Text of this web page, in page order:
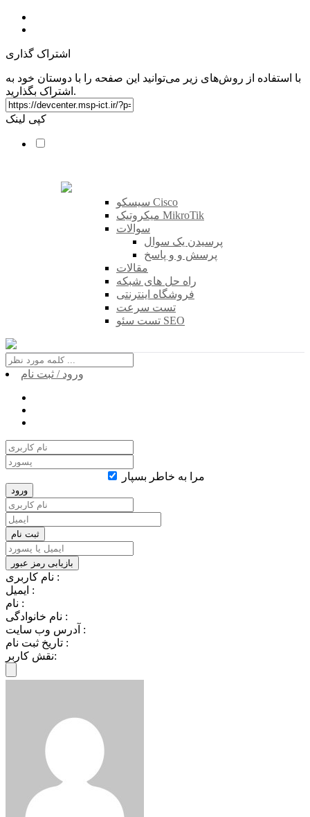
اشتراک گذاری
با استفاده از روش‌های زیر می‌توانید این صفحه را با دوستان خود به
اشتراک بگذارید.
کپی لینک
سیسکو Cisco
میکروتیک MikroTik
سوالات
پرسیدن یک سوال
پرسش و و پاسخ
مقالات
راه حل های شبکه
فروشگاه اینترنتی
تست سرعت
تست سئو SEO
ورود / ثبت نام
مرا به خاطر بسپار
نام کاربری :
ایمیل :
نام :
نام خانوادگی :
آدرس وب سایت :
تاریخ ثبت نام :
نقش کاربر: